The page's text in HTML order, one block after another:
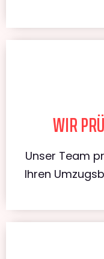
WIR
Unser Team
Ihren